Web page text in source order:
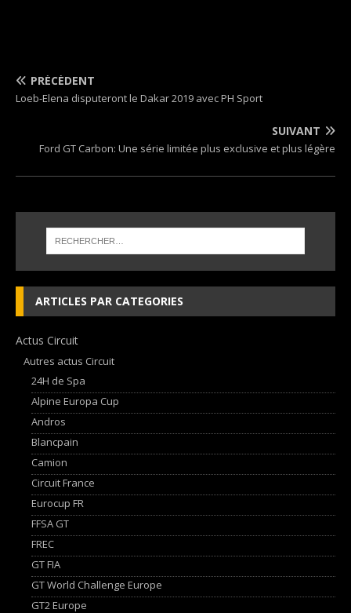
PRÉCÉDENT
Loeb-Elena disputeront le Dakar 2019 avec PH Sport
SUIVANT
Ford GT Carbon: Une série limitée plus exclusive et plus légère
ARTICLES PAR CATEGORIES
Actus Circuit
Autres actus Circuit
24H de Spa
Alpine Europa Cup
Andros
Blancpain
Camion
Circuit France
Eurocup FR
FFSA GT
FREC
GT FIA
GT World Challenge Europe
GT2 Europe